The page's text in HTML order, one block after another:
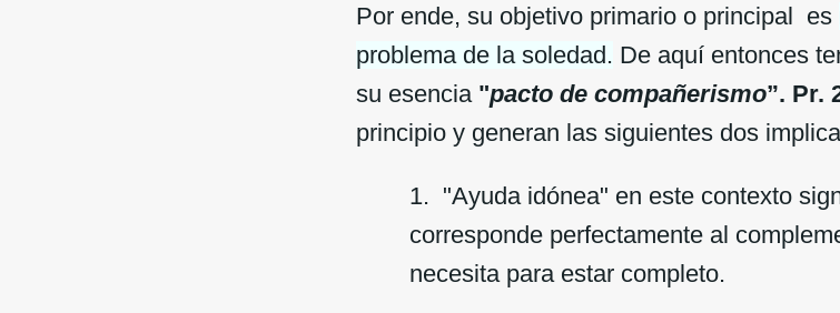
Por ende, su objetivo primario o principal es
problema de la soledad. De aquí entonces
su esencia "pacto de compañerismo”. Pr.
principio y generan las siguientes dos
1. "Ayuda idónea" en este contexto
corresponde perfectamente al
necesita para estar completo.